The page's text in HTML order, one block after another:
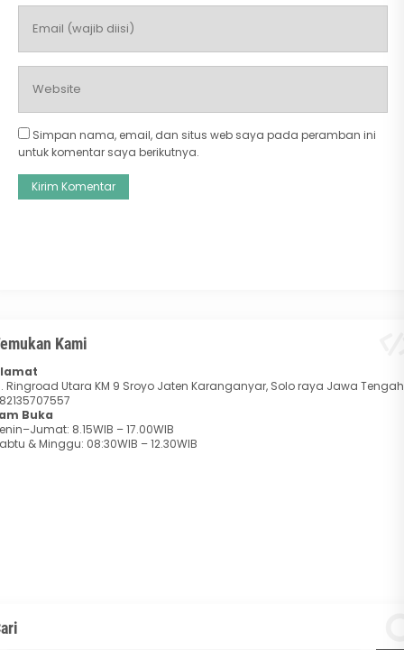
Simpan nama, email, dan situs web saya pada peramban ini
untuk komentar saya berikutnya.
Kami
Ringroad Utara KM 9 Sroyo Jaten Karanganyar, Solo raya Jawa Tengah
Buka
8.15WIB – 17.00WIB
& Minggu: 08:30WIB – 12.30WIB